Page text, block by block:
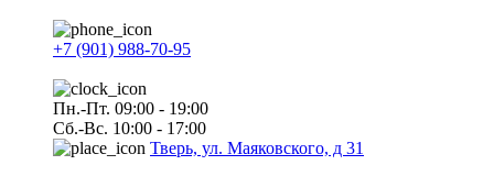
+7 (901) 988-70-95
Пн.-Пт. 09:00 - 19:00
Сб.-Вс. 10:00 - 17:00
Тверь, ул. Маяковского, д 31